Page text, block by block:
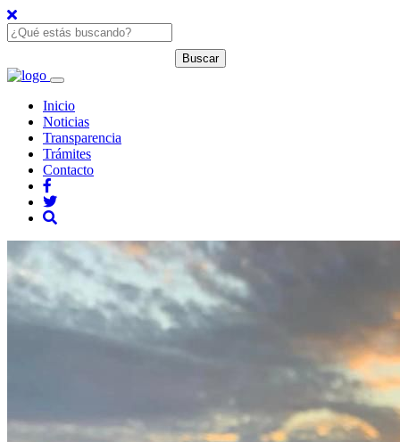
Inicio
Noticias
Transparencia
Trámites
Contacto